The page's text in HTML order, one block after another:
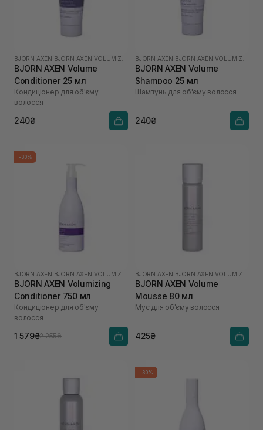
BJORN AXEN
BJORN AXEN Volume
Conditioner 25 мл
Кондиціонер для об'єму
волосся
240₴
BJORN AXEN
BJORN AXEN Volume
Shampoo 25 мл
Шампунь для об'єму волосся
240₴
-30%
BJORN AXEN
BJORN AXEN Volumizing
Conditioner 750 мл
Кондиціонер для об'єму
волосся
1 579₴2 255₴
BJORN AXEN
BJORN AXEN Volume
Mousse 80 мл
Мус для об'єму волосся
425₴
-30%